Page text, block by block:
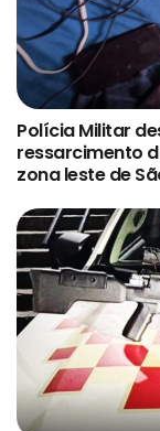
Polícia Militar
ressarcimento
zona leste de